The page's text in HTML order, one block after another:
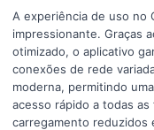
A experiência de uso no
impressionante. Graças
otimizado, o aplicativo
conexões de rede
moderna, permitindo
acesso rápido a todas
carregamento reduzidos